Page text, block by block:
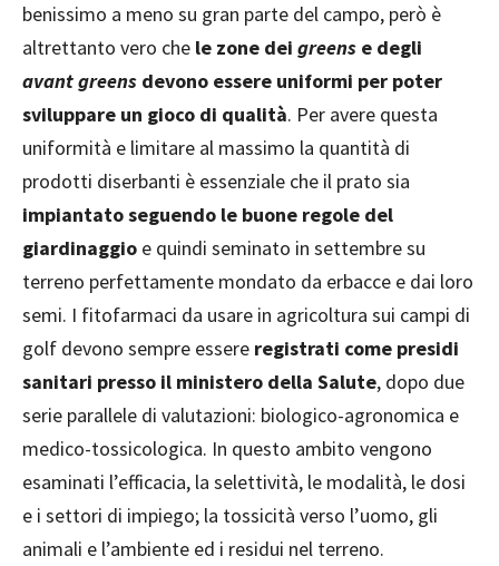
benissimo a meno su gran parte del campo, però è
altrettanto vero che le zone dei greens e degli
avant greens devono essere uniformi per poter
sviluppare un gioco di qualità. Per avere questa
uniformità e limitare al massimo la quantità di
prodotti diserbanti è essenziale che il prato sia
impiantato seguendo le buone regole del
giardinaggio e quindi seminato in settembre su
terreno perfettamente mondato da erbacce e dai loro
semi. I fitofarmaci da usare in agricoltura sui campi di
golf devono sempre essere registrati come presidi
sanitari presso il ministero della Salute, dopo due
serie parallele di valutazioni: biologico-agronomica e
medico-tossicologica. In questo ambito vengono
esaminati l’efficacia, la selettività, le modalità, le dosi
e i settori di impiego; la tossicità verso l’uomo, gli
animali e l’ambiente ed i residui nel terreno.